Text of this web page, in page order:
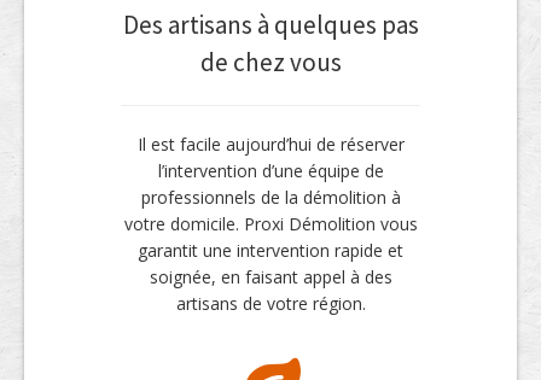
Des artisans à quelques pas
de chez vous
Il est facile aujourd’hui de réserver
l’intervention d’une équipe de
professionnels de la démolition à
votre domicile. Proxi Démolition vous
garantit une intervention rapide et
soignée, en faisant appel à des
artisans de votre région.